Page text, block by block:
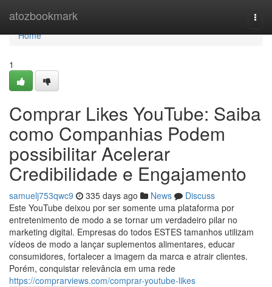
atozbookmark
Home
Home
1
Comprar Likes YouTube: Saiba
como Companhias Podem
possibilitar Acelerar
Credibilidade e Engajamento
samuelj753qwc9 335 days ago News
Discuss
Este YouTube deixou por ser somente uma plataforma por
entretenimento de modo a se tornar um verdadeiro pilar no
marketing digital. Empresas do todos ESTES tamanhos utilizam
vídeos de modo a lançar suplementos alimentares, educar
consumidores, fortalecer a imagem da marca e atrair clientes.
Porém, conquistar relevância em uma rede
https://comprarviews.com/comprar-youtube-likes